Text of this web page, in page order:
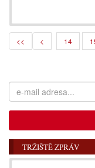
<< < 14
TRŽIŠTĚ ZPRÁV